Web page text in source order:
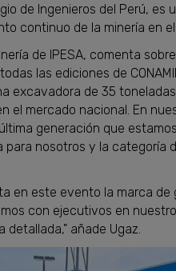
de Ingenieros del Perú, es
continuo de la minería en el
de IPESA, comenta
las ediciones de
excavadora de 35
el mercado nacional. En
generación que
para nosotros y la categoría
en este evento la marca de
con ejecutivos en
añade Ugaz.